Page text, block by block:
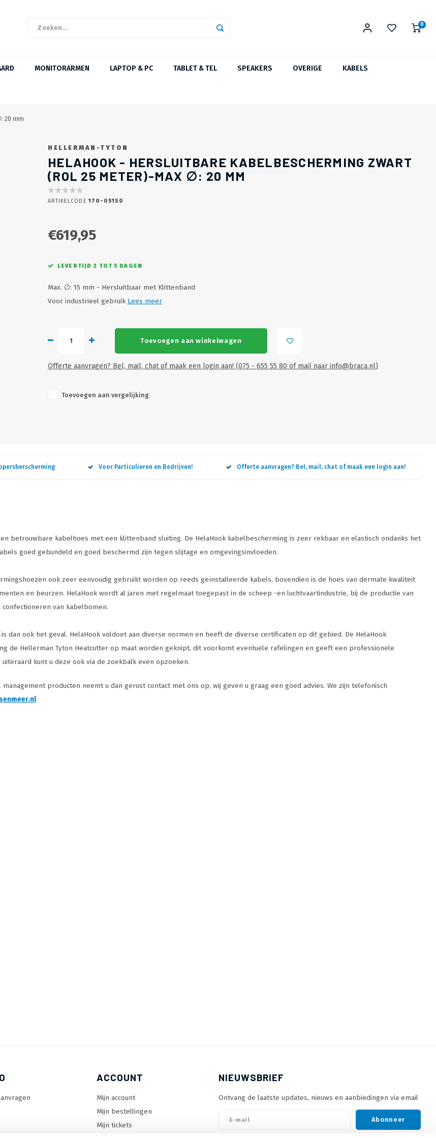
0
MONITORARMEN LAPTOP & PC TABLET & TEL SPEAKERS OVERIGE KABELS
20 mm
HELLERMAN-TYTON
HELAHOOK - HERSLUITBARE KABELBESCHERMING ZWART
(ROL 25 METER)-MAX ∅: 20 MM
ARTIKELCODE 170-05150
€619,95
LEVERTIJD 2 TOT 5 DAGEN
Max. ∅: 15 mm - Hersluitbaar met Klittenband
Voor industrieel gebruik Lees meer
Toevoegen aan winkelwagen
Offerte aanvragen? Bel, mail, chat of maak een login aan! (075 - 655 55 80 of mail naar info@braca.nl)
Toevoegen aan vergelijking
Voor Particulieren en Bedrijven! Offerte aanvragen? Bel, mail, chat of maak een login aan!
betrouwbare kabelhoes met een klittenband sluiting. De HelaHook kabelbescherming is zeer rekbaar en elastisch ondanks het
goed gebundeld en goed beschermd zijn tegen slijtage en omgevingsinvloeden.
ook zeer eenvoudig gebruikt worden op reeds geïnstalleerde kabels, bovendien is de hoes van dermate kwaliteit
en beurzen. HelaHook wordt al jaren met regelmaat toegepast in de scheep -en luchtvaartindustrie, bij de productie van
van kabelbomen.
ook het geval. HelaHook voldoet aan diverse normen en heeft de diverse certificaten op dit gebied. De HelaHook
de Hellerman Tyton Heatcutter op maat worden geknipt, dit voorkomt eventuele rafelingen en geeft een professionele
kunt u deze ook via de zoekbalk even opzoeken.
producten neemt u dan gerust contact met ons op, wij geven u graag een goed advies. We zijn telefonisch
ACCOUNT
Mijn account
Mijn bestellingen
Mijn tickets
NIEUWSBRIEF
Ontvang de laatste updates, nieuws en aanbiedingen via email
Abonneer